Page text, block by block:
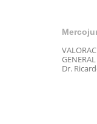
Dr.